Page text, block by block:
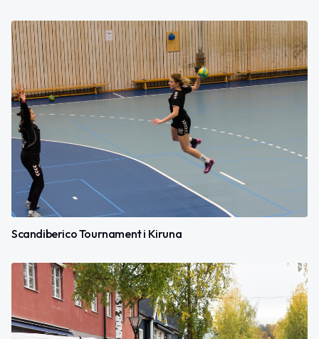
Scandiberico Tournament i Kiruna